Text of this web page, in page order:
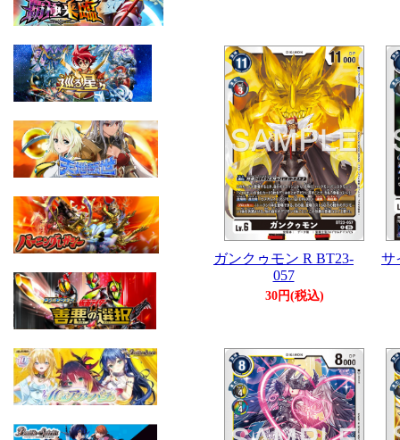
ガンクゥモン R BT23-
057
30円(税込)
サ